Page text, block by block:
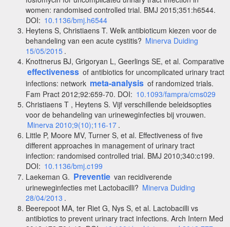
women: randomised controlled trial. BMJ 2015;351:h6544.
DOI: 10.1136/bmj.h6544
Heytens S, Christiaens T. Welk antibioticum kiezen voor de
behandeling van een acute cystitis? Minerva Duiding
15/05/2015 .
Knottnerus BJ, Grigoryan L, Geerlings SE, et al. Comparative
effectiveness of antibiotics for uncomplicated urinary tract
infections: network meta-analysis of randomized trials.
Fam Pract 2012;92:659-70. DOI: 10.1093/fampra/cms029
Christiaens T , Heytens S. Vijf verschillende beleidsopties
voor de behandeling van urineweginfecties bij vrouwen.
Minerva 2010;9(10);116-17 .
Little P, Moore MV, Turner S, et al. Effectiveness of five
different approaches in management of urinary tract
infection: randomised controlled trial. BMJ 2010;340:c199.
DOI: 10.1136/bmj.c199
Laekeman G. Preventie van recidiverende
urineweginfecties met Lactobacilli? Minerva Duiding
28/04/2013 .
Beerepoot MA, ter Riet G, Nys S, et al. Lactobacilli vs
antibiotics to prevent urinary tract infections. Arch Intern Med